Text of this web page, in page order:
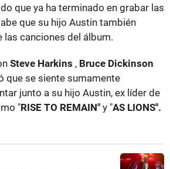
que ya ha terminado en grabar las
que su hijo Austin también
las canciones del álbum.
Steve Harkins , Bruce Dickinson
que se siente sumamente
junto a su hijo Austin, ex líder de
"RISE TO REMAIN" y "AS LIONS".